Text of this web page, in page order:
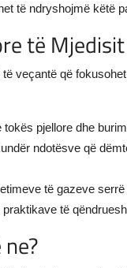
të ndryshojmë këtë
të
veçantë që
tokës pjellore dhe
ndotësve që
të gazeve
të